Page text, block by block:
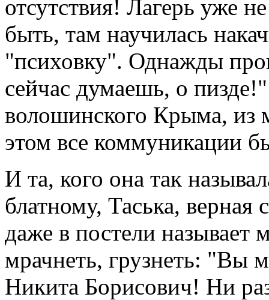
отсутствия! Лагерь уже
быть, там научилась
"психовку". Однажды
сейчас думаешь, о
волошинского Крыма,
этом все коммуникации
И та, кого она так
блатному, Таська, верная
даже в постели называет
мрачнеть, грузнеть: "Вы
Никита Борисович! Ни